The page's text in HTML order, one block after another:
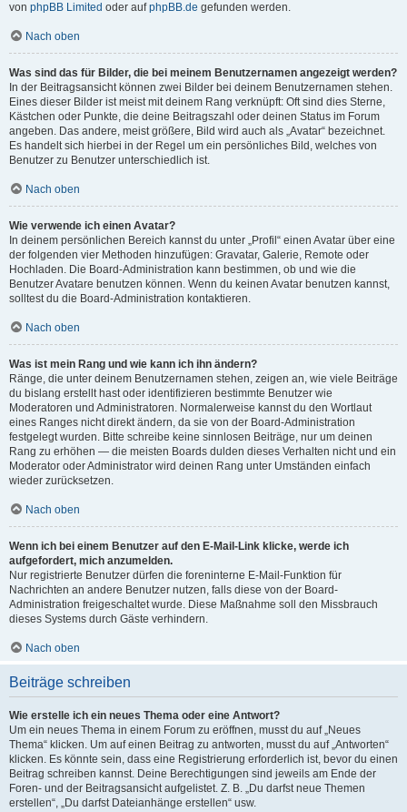
von phpBB Limited oder aufphpBB.de gefunden werden.
Nach oben
Was sind das für Bilder, die bei meinem Benutzernamen angezeigt werden?
In der Beitragsansicht können zwei Bilder bei deinem Benutzernamen stehen.
Eines dieser Bilder ist meist mit deinem Rang verknüpft: Oft sind dies Sterne,
Kästchen oder Punkte, die deine Beitragszahl oder deinen Status im Forum
angeben. Das andere, meist größere, Bild wird auch als „Avatar“ bezeichnet.
Es handelt sich hierbei in der Regel um ein persönliches Bild, welches von
Benutzer zu Benutzer unterschiedlich ist.
Nach oben
Wie verwende ich einen Avatar?
In deinem persönlichen Bereich kannst du unter „Profil“ einen Avatar über eine
der folgenden vier Methoden hinzufügen: Gravatar, Galerie, Remote oder
Hochladen. Die Board-Administration kann bestimmen, ob und wie die
Benutzer Avatare benutzen können. Wenn du keinen Avatar benutzen kannst,
solltest du die Board-Administration kontaktieren.
Nach oben
Was ist mein Rang und wie kann ich ihn ändern?
Ränge, die unter deinem Benutzernamen stehen, zeigen an, wie viele Beiträge
du bislang erstellt hast oder identifizieren bestimmte Benutzer wie
Moderatoren und Administratoren. Normalerweise kannst du den Wortlaut
eines Ranges nicht direkt ändern, da sie von der Board-Administration
festgelegt wurden. Bitte schreibe keine sinnlosen Beiträge, nur um deinen
Rang zu erhöhen — die meisten Boards dulden dieses Verhalten nicht und ein
Moderator oder Administrator wird deinen Rang unter Umständen einfach
wieder zurücksetzen.
Nach oben
Wenn ich bei einem Benutzer auf den E-Mail-Link klicke, werde ich
aufgefordert, mich anzumelden.
Nur registrierte Benutzer dürfen die foreninterne E-Mail-Funktion für
Nachrichten an andere Benutzer nutzen, falls diese von der Board-
Administration freigeschaltet wurde. Diese Maßnahme soll den Missbrauch
dieses Systems durch Gäste verhindern.
Nach oben
Beiträge schreiben
Wie erstelle ich ein neues Thema oder eine Antwort?
Um ein neues Thema in einem Forum zu eröffnen, musst du auf „Neues
Thema“ klicken. Um auf einen Beitrag zu antworten, musst du auf „Antworten“
klicken. Es könnte sein, dass eine Registrierung erforderlich ist, bevor du einen
Beitrag schreiben kannst. Deine Berechtigungen sind jeweils am Ende der
Foren- und der Beitragsansicht aufgelistet. Z. B. „Du darfst neue Themen
erstellen“, „Du darfst Dateianhänge erstellen“ usw.